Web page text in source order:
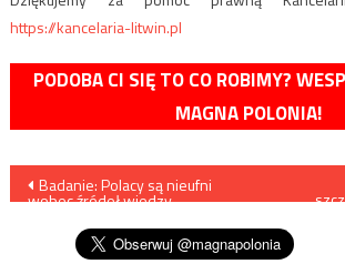
https://kancelaria-litwin.pl
PODOBA CI SIĘ TO CO ROBIMY?
MAGNA POLONIA!
Nawigacja
wpisu
Badanie: Polacy są nieufni
wobec źródeł wiedzy